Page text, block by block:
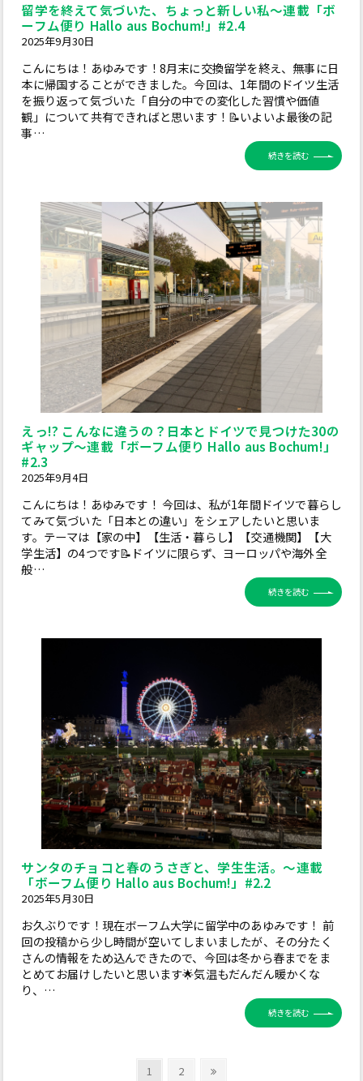
留学を終えて気づいた、ちょっと新しい私～連載「ボ
ーフム便り Hallo aus Bochum!」#2.4
2025年9月30日
こんにちは！あゆみです！8月末に交換留学を終え、無事に日
本に帰国することができました。今回は、1年間のドイツ生活
を振り返って気づいた「自分の中での変化した習慣や価値
観」について共有できればと思います！📝いよいよ最後の記
事…
続きを読む
えっ!? こんなに違うの？日本とドイツで見つけた30の
ギャップ～連載「ボーフム便り Hallo aus Bochum!」
#2.3
2025年9月4日
こんにちは！あゆみです！ 今回は、私が1年間ドイツで暮らし
てみて気づいた「日本との違い」をシェアしたいと思いま
す。テーマは【家の中】【生活・暮らし】【交通機関】【大
学生活】の4つです📝ドイツに限らず、ヨーロッパや海外全
般…
続きを読む
サンタのチョコと春のうさぎと、学生生活。～連載
「ボーフム便り Hallo aus Bochum!」#2.2
2025年5月30日
お久ぶりです！現在ボーフム大学に留学中のあゆみです！ 前
回の投稿から少し時間が空いてしまいましたが、その分たく
さんの情報をため込んできたので、今回は冬から春までをま
とめてお届けしたいと思います🌟気温もだんだん暖かくな
り、…
続きを読む
投
固
1
固
2
次